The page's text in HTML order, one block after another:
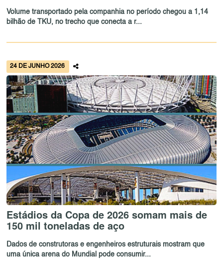
Volume transportado pela companhia no período chegou a 1,14
bilhão de TKU, no trecho que conecta a r...
24 DE JUNHO 2026
Estádios da Copa de 2026 somam mais de
150 mil toneladas de aço
Dados de construtoras e engenheiros estruturais mostram que
uma única arena do Mundial pode consumir...